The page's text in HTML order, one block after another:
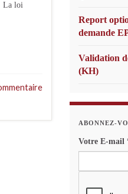
La loi
Report
demande
Validation
(KH)
ABONNEZ-
Votre E-mail